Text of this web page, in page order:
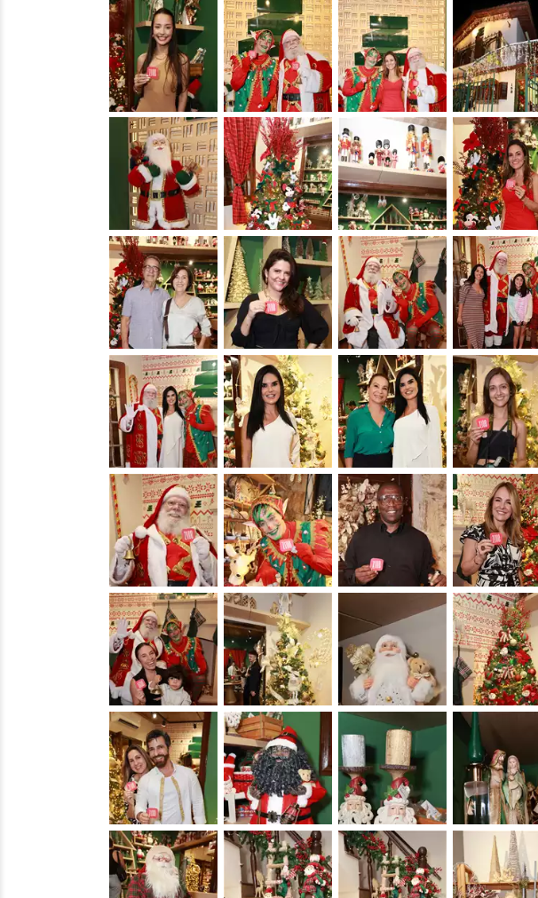
&nbsp; &nbsp; &nbsp; &nbsp;
&nbsp; &nbsp; &nbsp; &nbsp;
&nbsp; &nbsp; &nbsp; &nbsp;
&nbsp; &nbsp; &nbsp; &nbsp;
&nbsp; &nbsp; &nbsp; &nbsp;
&nbsp; &nbsp; &nbsp; &nbsp;
&nbsp; &nbsp; &nbsp; &nbsp;
&nbsp; &nbsp; &nbsp; &nbsp;